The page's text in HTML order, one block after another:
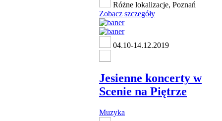
Różne lokalizacje, Poznań
Zobacz szczegóły
04.10-14.12.2019
Jesienne koncerty w
Scenie na Piętrze
Muzyka